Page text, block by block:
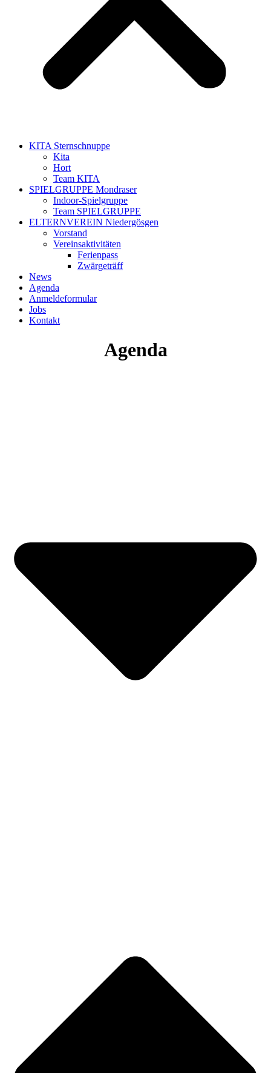
KITA Sternschnuppe
Kita
Hort
Team KITA
SPIELGRUPPE Mondraser
Indoor-Spielgruppe
Team SPIELGRUPPE
ELTERNVEREIN Niedergösgen
Vorstand
Vereinsaktivitäten
Ferienpass
Zwärgeträff
News
Agenda
Anmeldeformular
Jobs
Kontakt
Agenda